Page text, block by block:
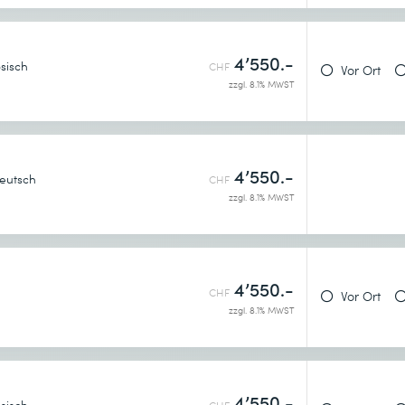
and Accounting (AAA)
CHF 4’550.-
zzgl. 8.1% MWST
Vor Ort
CHF 4’550.-
zzgl. 8.1% MWST
CHF 4’550.-
zzgl. 8.1% MWST
Vor Ort